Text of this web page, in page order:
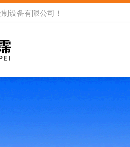
制设备有限公司 ！